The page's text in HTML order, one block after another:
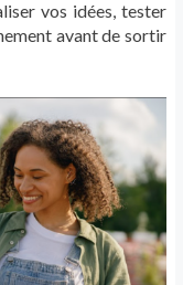
vos idées, tester
avant de sortir